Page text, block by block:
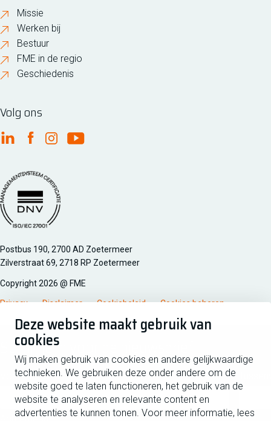
Deze website maakt gebruik van
cookies
Wij maken gebruik van cookies en andere gelijkwaardige
technieken. We gebruiken deze onder andere om de
website goed te laten functioneren, het gebruik van de
website te analyseren en relevante content en
advertenties te kunnen tonen. Voor meer informatie, lees
Missie
Werken bij
Bestuur
FME in de regio
Geschiedenis
Volg ons
FME Linkedin
FME Facebook
FME Instagram
FME Youtube
Managementsyteem certificatie DNV iso/iec 27001
Postbus 190, 2700 AD Zoetermeer
Zilverstraat 69, 2718 RP Zoetermeer
Copyright 2026 @ FME
Privacy Disclaimer Cookiebeleid Cookies beheren
Schrijf je in voor de nieuwsbrief
Voornaam